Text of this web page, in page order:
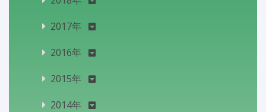
2017年
2016年
2015年
2014年